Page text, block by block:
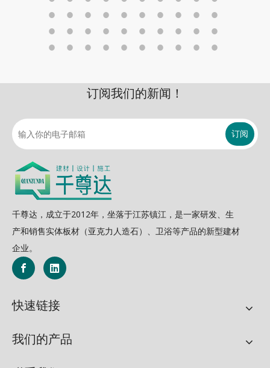
订阅我们的新闻！
订阅
千尊达，成立于2012年，坐落于江苏镇江，是一家研发、生
产和销售实体板材（亚克力人造石）、卫浴等产品的新型建材
企业。
快速链接
我们的产品